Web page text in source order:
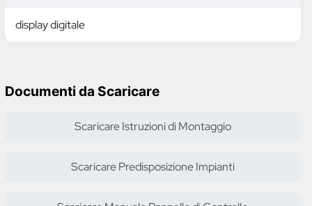
display digitale
Documenti da Scaricare
Scaricare Istruzioni di Montaggio
Scaricare Predisposizione Impianti